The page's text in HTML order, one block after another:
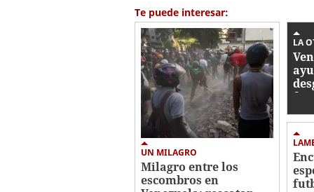
2
minutes,
20
secondsVolume
0%
Te puede interesar:
UN MILAGRO
Milagro entre los
escombros en
LA